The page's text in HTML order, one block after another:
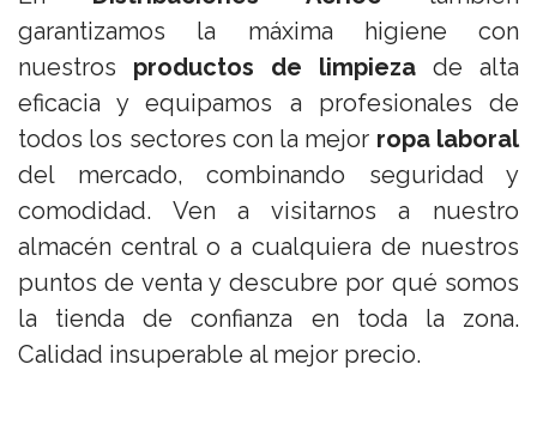
garantizamos la máxima higiene con
nuestros productos de limpieza de alta
eficacia y equipamos a profesionales de
todos los sectores con la mejor ropa laboral
del mercado, combinando seguridad y
comodidad. Ven a visitarnos a nuestro
almacén central o a cualquiera de nuestros
puntos de venta y descubre por qué somos
la tienda de confianza en toda la zona.
Calidad insuperable al mejor precio.